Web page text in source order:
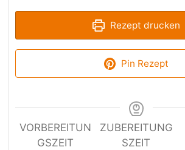
Rezept drucken
Pin Rezept
VORBEREITUN
GSZEIT
ZUBEREITUNG
SZEIT